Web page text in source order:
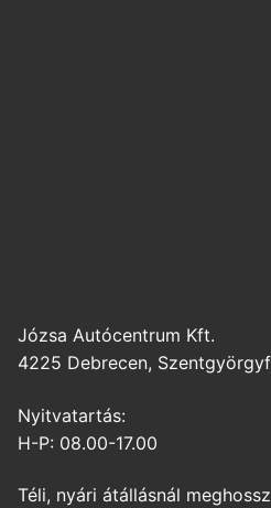
Józsa Autócentrum Kft.
4225 Debrecen,
Nyitvatartás:
H-P: 08.00-17.00
Téli, nyári átállásnál